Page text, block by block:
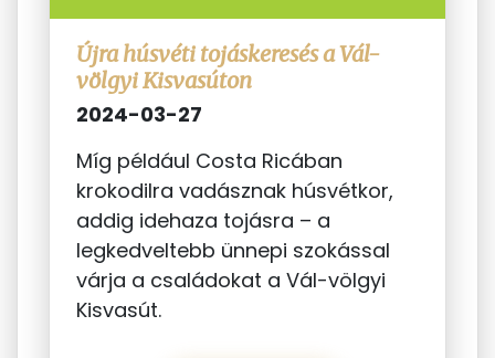
Újra húsvéti tojáskeresés a Vál-
völgyi Kisvasúton
2024-03-27
Míg például Costa Ricában
krokodilra vadásznak húsvétkor,
addig idehaza tojásra – a
legkedveltebb ünnepi szokással
várja a családokat a Vál-völgyi
Kisvasút.